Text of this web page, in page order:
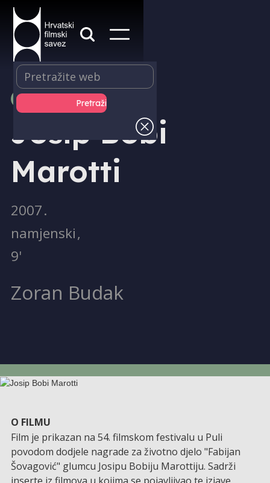
PRODUKCIJA
Josip Bobi
Marotti
2007.
namjenski,
9'
Zoran Budak
O FILMU
Film je prikazan na 54. filmskom festivalu u Puli
povodom dodjele nagrade za životno djelo "Fabijan
Šovagović" glumcu Josipu Bobiju Marottiju. Sadrži